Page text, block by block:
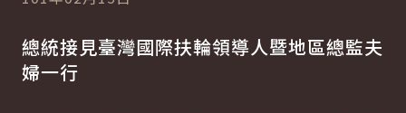
總統接見臺灣國際扶輪領導人暨地區總監夫
婦一行